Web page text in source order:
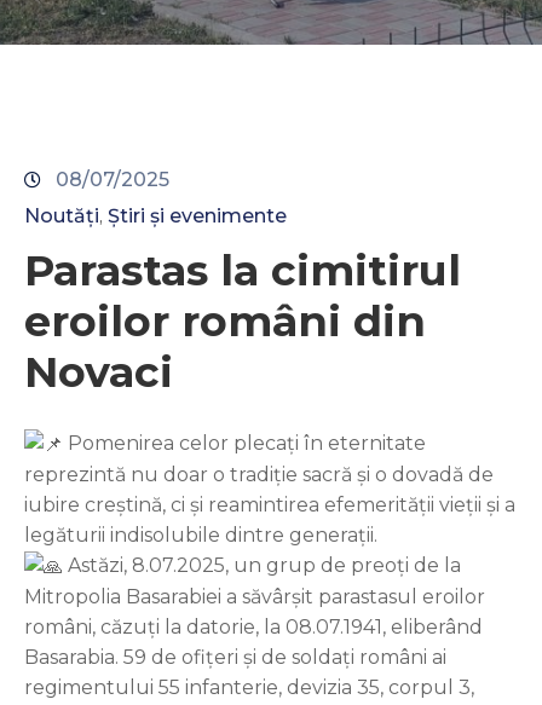
08/07/2025
Noutăți‚ Știri și evenimente
Parastas la cimitirul
eroilor români din
Novaci
Pomenirea celor plecați în eternitate
reprezintă nu doar o tradiție sacră și o dovadă de
iubire creștină, ci și reamintirea efemerității vieții și a
legăturii indisolubile dintre generații.
Astăzi, 8.07.2025, un grup de preoți de la
Mitropolia Basarabiei a săvârșit parastasul eroilor
români, căzuți la datorie, la 08.07.1941, eliberând
Basarabia. 59 de ofițeri și de soldați români ai
regimentului 55 infanterie, devizia 35, corpul 3,